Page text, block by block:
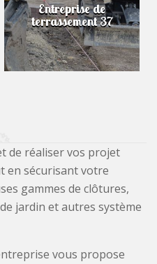
Entreprise de
terrassement 37
de réaliser vos projet
en sécurisant votre
gammes de clôtures,
jardin et autres système
vous propose